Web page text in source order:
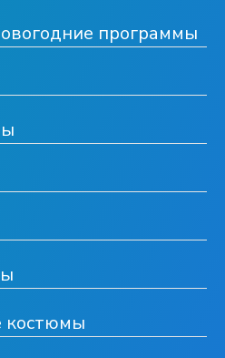
программы
костюмы